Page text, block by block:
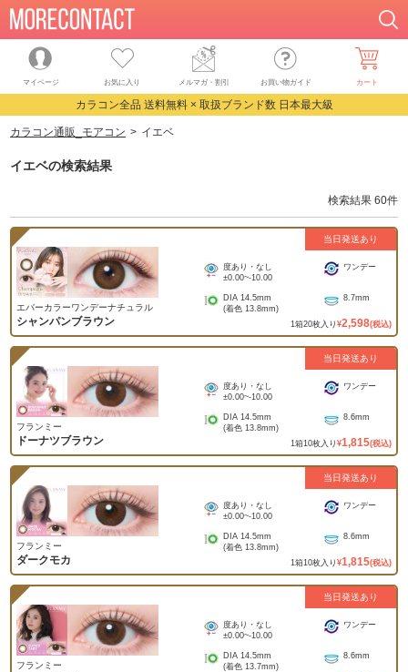
マイページ お気に入り メルマガ・割引 お買い物ガイド カート
カラコン全品 送料無料 × 取扱ブランド数 日本最大級
カラコン通販_モアコン イエベ
イエベの検索結果
検索結果 60件
当日発送あり
エバーカラーワンデーナチュラル
シャンパンブラウン
度あり・なし
±0.00~-10.00
ワンデー
DIA 14.5mm
(着色 13.8mm)
8.7mm
1箱20枚入り ¥2,598(税込)
当日発送あり
フランミー
ドーナツブラウン
度あり・なし
±0.00~-10.00
ワンデー
DIA 14.5mm
(着色 13.8mm)
8.6mm
1箱10枚入り ¥1,815(税込)
当日発送あり
フランミー
ダークモカ
度あり・なし
±0.00~-10.00
ワンデー
DIA 14.5mm
(着色 13.8mm)
8.6mm
1箱10枚入り ¥1,815(税込)
当日発送あり
フランミー
度あり・なし
±0.00~-10.00
ワンデー
DIA 14.5mm
(着色 13.7mm)
8.6mm